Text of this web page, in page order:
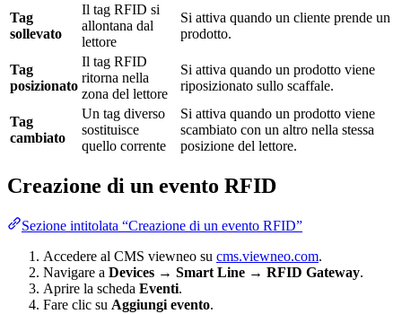
Tag
sollevato
Il tag RFID si
allontana dal
lettore
Si attiva quando un cliente prende un
prodotto.
Tag
posizionato
Il tag RFID
ritorna nella
zona del lettore
Si attiva quando un prodotto viene
riposizionato sullo scaffale.
Tag
cambiato
Un tag diverso
sostituisce
quello corrente
Si attiva quando un prodotto viene
scambiato con un altro nella stessa
posizione del lettore.
Creazione di un evento RFID
Sezione intitolata “Creazione di un evento RFID”
Accedere al CMS viewneo su cms.viewneo.com.
Navigare a Devices → Smart Line → RFID Gateway.
Aprire la scheda Eventi.
Fare clic su Aggiungi evento.